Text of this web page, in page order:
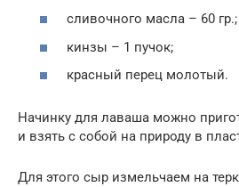
сливочного масла – 60 гр.;
кинзы – 1 пучок;
красный перец молотый.
Начинку для лаваша можно
и взять с собой на природу в
Для этого сыр измельчаем на